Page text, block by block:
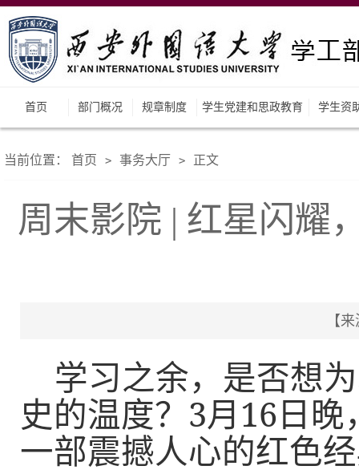
首页 部门概况 规章制度 学生党建和思政教育 学生资
当前位置： 首页 > 事务大厅 > 正文
周末影院 | 红星闪耀
【
学习之余，是否想
史的温度？ 3月16日
一部震撼人心的红色